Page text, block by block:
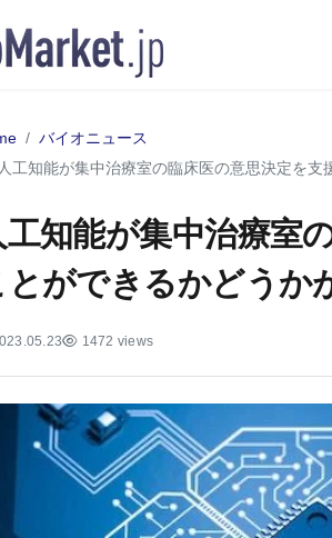
バイオニュース
人工知能が集中治療室の臨床医の意思決定を支
工知能が集中治療室
とができるかどうか
1472 views